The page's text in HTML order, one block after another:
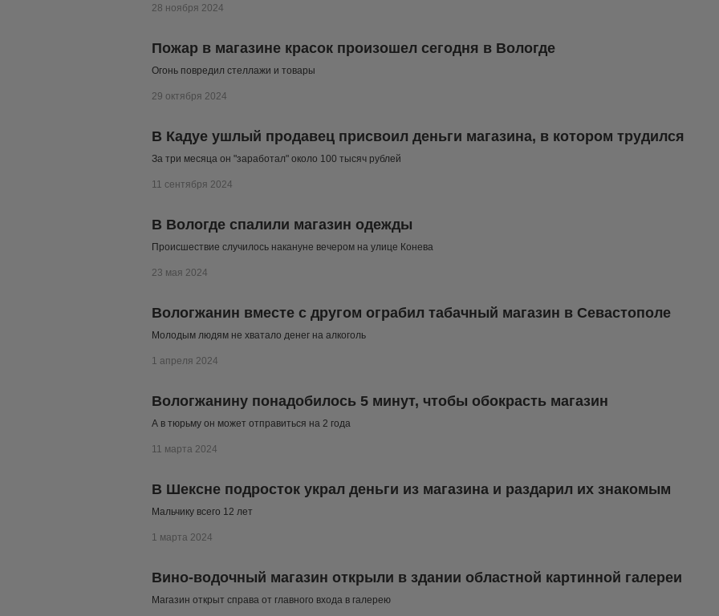
28 ноября 2024
Пожар в магазине красок произошел сегодня в Вологде
Огонь повредил стеллажи и товары
29 октября 2024
В Кадуе ушлый продавец присвоил деньги магазина, в котором трудился
За три месяца он "заработал" около 100 тысяч рублей
11 сентября 2024
В Вологде спалили магазин одежды
Происшествие случилось накануне вечером на улице Конева
23 мая 2024
Вологжанин вместе с другом ограбил табачный магазин в Севастополе
Молодым людям не хватало денег на алкоголь
1 апреля 2024
Вологжанину понадобилось 5 минут, чтобы обокрасть магазин
А в тюрьму он может отправиться на 2 года
11 марта 2024
В Шексне подросток украл деньги из магазина и раздарил их знакомым
Мальчику всего 12 лет
1 марта 2024
Вино-водочный магазин открыли в здании областной картинной галереи
Магазин открыт справа от главного входа в галерею